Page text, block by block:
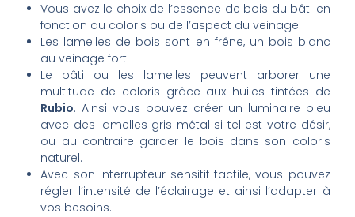
Vous avez le choix de l’essence de bois du bâti en
fonction du coloris ou de l’aspect du veinage.
Les lamelles de bois sont en frêne, un bois blanc
au veinage fort.
Le bâti ou les lamelles peuvent arborer une
multitude de coloris grâce aux huiles tintées de
Rubio. Ainsi vous pouvez créer un luminaire bleu
avec des lamelles gris métal si tel est votre désir,
ou au contraire garder le bois dans son coloris
naturel.
Avec son interrupteur sensitif tactile, vous pouvez
régler l’intensité de l’éclairage et ainsi l’adapter à
vos besoins.